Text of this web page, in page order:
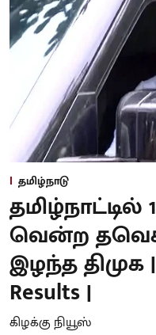
தமிழ்நாடு
வென்ற
இழந்த திமுக |
Results |
கிழக்கு நியூஸ்